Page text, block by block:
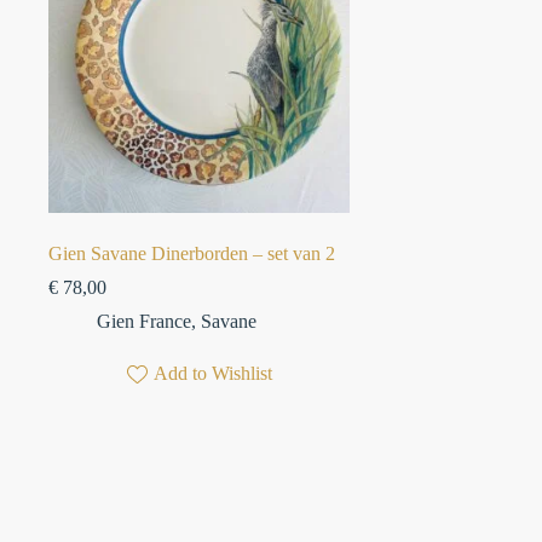
Gien Savane Dinerborden – set van 2
€ 78,00
Gien France, Savane
Add to Wishlist